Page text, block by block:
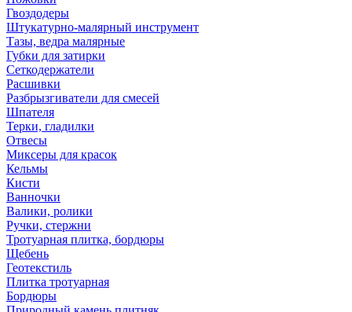
Гвоздодеры
Штукатурно-малярный инструмент
Тазы, ведра малярные
Губки для затирки
Сеткодержатели
Расшивки
Разбрызгиватели для смесей
Шпателя
Терки, гладилки
Отвесы
Миксеры для красок
Кельмы
Кисти
Ванночки
Валики, ролики
Ручки, стержни
Тротуарная плитка, бордюры
Щебень
Геотекстиль
Плитка тротуарная
Бордюры